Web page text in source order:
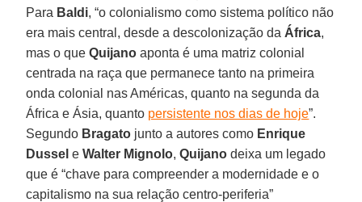
Para Baldi, “o colonialismo como sistema político não
era mais central, desde a descolonização da África,
mas o queQuijano aponta é uma matriz colonial
centrada na raça que permanece tanto na primeira
onda colonial nas Américas, quanto na segunda da
África e Ásia, quanto persistente nos dias de hoje”.
Segundo Bragato junto a autores como Enrique
Dussel eWalter Mignolo,Quijano deixa um legado
que é “chave para compreender a modernidade e o
capitalismo na sua relação centro-periferia”